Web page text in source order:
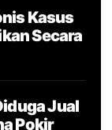
Kasus
Secara
Jual
Pokir